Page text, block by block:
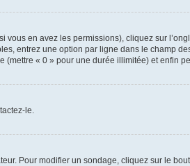
vous en avez les permissions), cliquez sur
entrez une option par ligne dans le champ
« 0 » pour une durée illimitée) et enfin
le.
Pour modifier un sondage, cliquez sur le